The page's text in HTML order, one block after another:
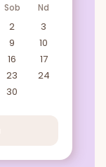
Sob Nd
2
3
9
10
16
17
23
24
30